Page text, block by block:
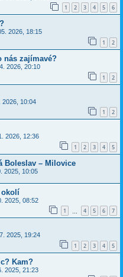
1 2 3 4 5 6
2026, 18:15
1 2
nás zajímavé?
2026, 20:10
1 2
2026, 10:04
1 2
2026, 12:36
1 2 3 4 5
Boleslav – Milovice
2025, 10:05
okolí
2025, 08:52
1 4 5 6 7
2025, 19:24
1 2 3 4 5
Kam?
2025, 21:23